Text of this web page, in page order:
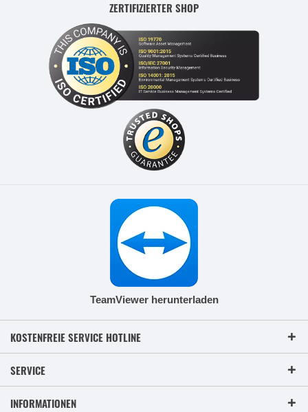
ZERTIFIZIERTER SHOP
TeamViewer herunterladen
KOSTENFREIE SERVICE HOTLINE
SERVICE
INFORMATIONEN